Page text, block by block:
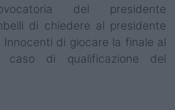
del presidente
di chiedere al presidente
Innocenti di giocare la finale al
caso di qualificazione del